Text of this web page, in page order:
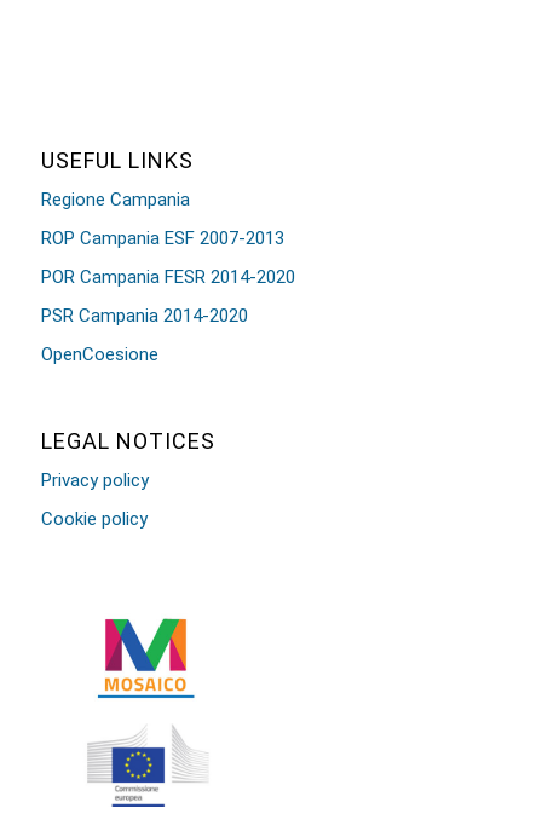
USEFUL LINKS
Regione Campania
ROP Campania ESF 2007-2013
POR Campania FESR 2014-2020
PSR Campania 2014-2020
OpenCoesione
LEGAL NOTICES
Privacy policy
Cookie policy